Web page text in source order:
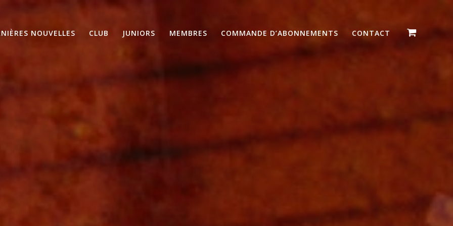
NOUVELLES CLUB JUNIORS MEMBRES COMMANDE D’ABONNEMENTS CONTACT